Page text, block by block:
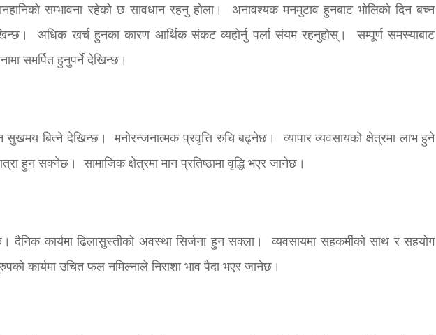
सम्भावना रहेको छ सावधान रहनु होला। अनावश्यक मनमुटाव हुनबाट भोलिको दिन बच्न
अधिक खर्च हुनका कारण आर्थिक संकट व्यहोर्नु पर्ला संयम रहनुहोस्। सम्पूर्ण समस्याबाट
समर्पित हुनुपर्ने देखिन्छ।
सुखमय बित्ने देखिन्छ। मनोरन्जनात्मक प्रवृत्ति रुचि बढ्नेछ। व्यापार व्यवसायको क्षेत्रमा लाभ हुने
हुन सक्नेछ। सामाजिक क्षेत्रमा मान प्रतिष्ठामा वृद्धि भएर जानेछ।
दैनिक कार्यमा ढिलासुस्तीको अवस्था सिर्जना हुन सक्ला। व्यवसायमा सहकर्मीको साथ र सहयोग
कार्यमा उचित फल नमिल्नाले निराशा भाव पैदा भएर जानेछ।